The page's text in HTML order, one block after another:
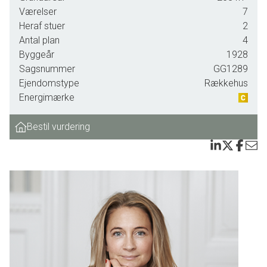
vejene i byen - men det gør de her. Børn i alle aldre leger
med hinanden og følges i skole. Det er tydeligt at mærke, at
kvarteret er sit helt eget.
De efterhånden ikoniske rækkehuse er opført i årene 1928-
1929. Kvarteret er præget af store grønne områder, gamle
træer på de grønne alléer, store gamle charmerende villaer
fra århundredeskiftet og ikke mindst den nye legeplads på
Egernvej, der er et besøg værd. Alle vejnavnene er opkaldt
efter fugle - som en poetisk påmindelse om kvarterets
grønne omgivelser og oprindelige natur.
udnyttet tagetage, der ikke er godkendt til beboelse og
derfor ikke er med i det oplyste boligareal, er dette
rækkehus blandt de største i kvarteret. I den dejlige have,
som vender stik syd, kan man fange dagens første
solstråle om morgenen og nyde den til solen går ned om
Værelser
7
Heraf stuer
2
Antal plan
4
Byggeår
1928
Sagsnummer
GG1289
Ejendomstype
Rækkehus
Energimærke
Bestil vurdering